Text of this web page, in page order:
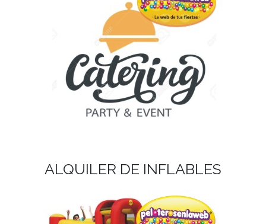
ALQUILER DE INFLABLES